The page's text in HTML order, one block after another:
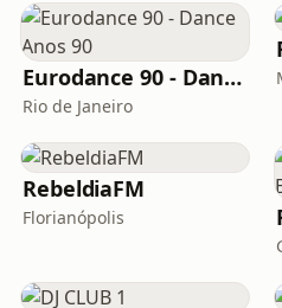
Eurodance 90 - Dance Anos 90
Rio de Janeiro
RebeldiaFM
Florianópolis